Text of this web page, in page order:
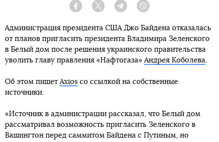
Facebook Twitter Telegram
Администрация президента США Джо Байдена отказалась
от планов пригласить президента Владимира Зеленского
в Белый дом после решения украинского правительства
уволить главу правления «Нафтогаза»Андрея Коболева.
Об этом пишетAxios со ссылкой на собственные
источники.
«Источник в администрации рассказал, что Белый дом
рассматривал возможность пригласить Зеленского в
Вашингтон перед саммитом Байдена с Путиным, но